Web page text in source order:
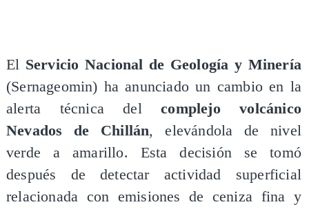
El Servicio Nacional de Geología y Minería
(Sernageomin) ha anunciado un cambio en la
alerta técnica delcomplejo volcánico
Nevados de Chillán, elevándola de nivel
verde a amarillo. Esta decisión se tomó
después de detectar actividad superficial
relacionada con emisiones de ceniza fina y